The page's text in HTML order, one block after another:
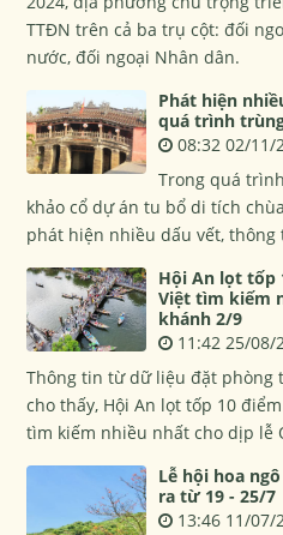
TTĐN trên cả ba trụ cột: đối
nước, đối ngoại Nhân dân.
Phát hiện
quá trình
08:32 02/11/
Trong quá
khảo cổ dự án tu bổ di tích
phát hiện nhiều dấu vết, thông
Hội An lọt tốp
Việt tìm kiếm
khánh 2/9
11:42 25/08/
Thông tin từ dữ liệu đặt phòng
cho thấy, Hội An lọt tốp 10
tìm kiếm nhiều nhất cho dịp lễ
Lễ hội hoa
ra từ 19 - 25/7
13:46 11/07/